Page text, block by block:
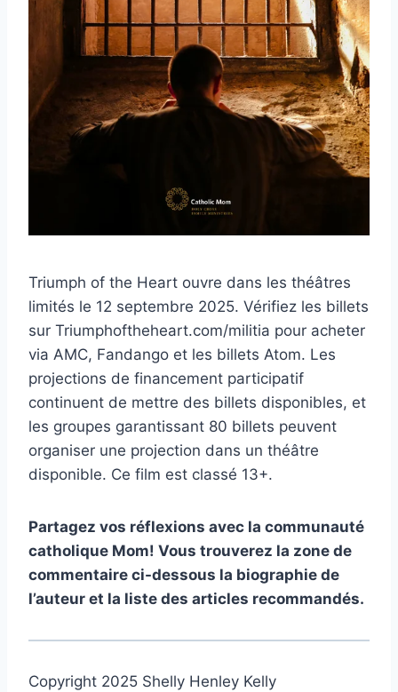
Triumph of the Heart ouvre dans les théâtres
limités le 12 septembre 2025. Vérifiez les billets
sur Triumphoftheheart.com/militia pour acheter
via AMC, Fandango et les billets Atom. Les
projections de financement participatif
continuent de mettre des billets disponibles, et
les groupes garantissant 80 billets peuvent
organiser une projection dans un théâtre
disponible. Ce film est classé 13+.
Partagez vos réflexions avec la communauté
catholique Mom! Vous trouverez la zone de
commentaire ci-dessous la biographie de
l’auteur et la liste des articles recommandés.
Copyright 2025 Shelly Henley Kelly